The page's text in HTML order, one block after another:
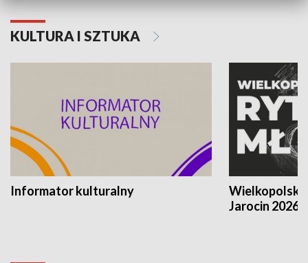
KULTURA I SZTUKA
Informator kulturalny
Jarocin 2026